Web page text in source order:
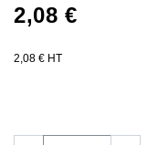
2,08 €
2,08 € HT